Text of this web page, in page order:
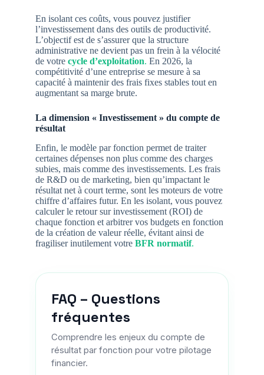
En isolant ces coûts, vous pouvez justifier
l’investissement dans des outils de productivité.
L’objectif est de s’assurer que la structure
administrative ne devient pas un frein à la vélocité
de votre cycle d’exploitation. En 2026, la
compétitivité d’une entreprise se mesure à sa
capacité à maintenir des frais fixes stables tout en
augmentant sa marge brute.
La dimension « Investissement » du compte de
résultat
Enfin, le modèle par fonction permet de traiter
certaines dépenses non plus comme des charges
subies, mais comme des investissements. Les frais
de R&D ou de marketing, bien qu’impactant le
résultat net à court terme, sont les moteurs de votre
chiffre d’affaires futur. En les isolant, vous pouvez
calculer le retour sur investissement (ROI) de
chaque fonction et arbitrer vos budgets en fonction
de la création de valeur réelle, évitant ainsi de
fragiliser inutilement votre BFR normatif.
FAQ – Questions
fréquentes
Comprendre les enjeux du compte de
résultat par fonction pour votre pilotage
financier.